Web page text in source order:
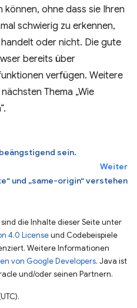
ohne dass sie Ihren
schwierig zu erkennen,
oder nicht. Die gute
bereits über
verfügen. Weitere
Thema „Wie
sein.
Weiter
und „same-origin“ verstehen
die Inhalte dieser Seite unter
4.0 Licenseund Codebeispiele
Weitere Informationen
von Google Developers. Java ist
und/oder seinen Partnern.